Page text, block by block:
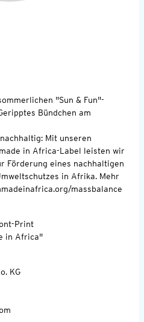
"Sun & Fun"-
Bündchen am
Mit unseren
in Africa-Label leisten wir
Förderung eines nachhaltigen
in Afrika. Mehr
massbalance
Print
in Africa"
KG